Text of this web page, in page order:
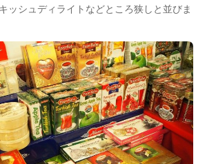
ッシュディライトなどところ狭しと並びま